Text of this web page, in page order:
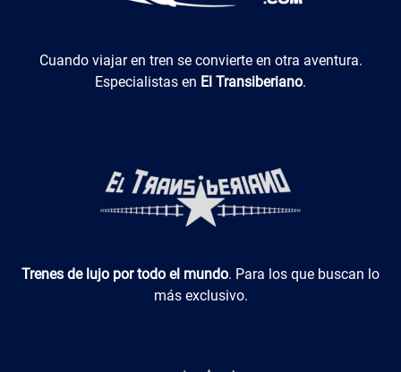
El Transiberiano
Cuando viajar en tren se convierte en otra aventura.
Especialistas en El Transiberiano.
Luxotren
Trenes de lujo por todo el mundo. Para los que buscan lo
más exclusivo.